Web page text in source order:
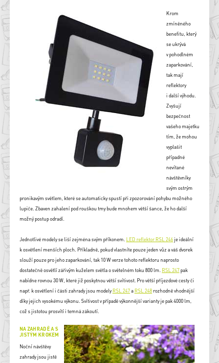
Krom
zmíněného
benefitu, který
se ukrývá
v pohodlném
zaparkování,
tak mají
reflektory
i další výhodu.
Zvyšují
bezpečnost
vašeho majetku
tím, že mohou
vyplašit
případné
nevítané
návštěvníky
svým ostrým
pronikavým světlem, které se automaticky spustí při zpozorování pohybu možného
lupiče. Zbaven zahalení pod rouškou tmy bude mnohem větší šance, že ho další
možný postup odradí.
Jednotlivé modely se liší zejména svým příkonem. LED reflektor RSL 246je ideální
k osvětlení menších ploch. Příkladně, pokud vlastníte pouze jeden vůz a váš dvorek
slouží pouze pro jeho zaparkování, tak 10 W verze tohoto reflektoru naprosto
dostatečně osvětlí zářivým kuželem světla o světelném toku 800 lm. RSL 247pak
nabídne rovnou 30 W, které již poskytnou větší svítivost. Pro větší příjezdové cesty či
např. k osvětlení i části zahrady jsou modelyRSL 247a RSL 248rozhodně vhodnější
díky jejich vysokému výkonu. Svítivost v případě výkonnější varianty je pak 4000 lm,
což s jistotou prosvítí i temná zákoutí.
NA ZAHRADĚ A S
JISTÝM KROKEM
Noční návštěvy
zahrady jsou jistě